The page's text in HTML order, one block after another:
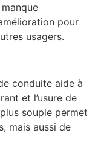
pour
usagers.
conduite aide à
et l’usure de
souple permet
mais aussi de